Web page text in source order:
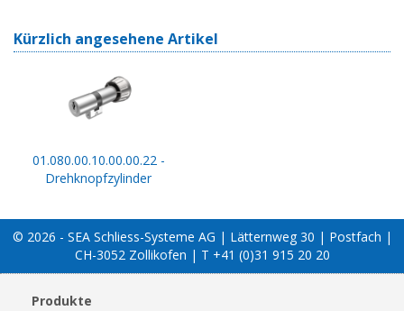
Kürzlich angesehene Artikel
01.080.00.10.00.00.22 -
Drehknopfzylinder
© 2026 - SEA Schliess-Systeme AG | Lätternweg 30 | Postfach |
CH-3052 Zollikofen | T +41 (0)31 915 20 20
Produkte